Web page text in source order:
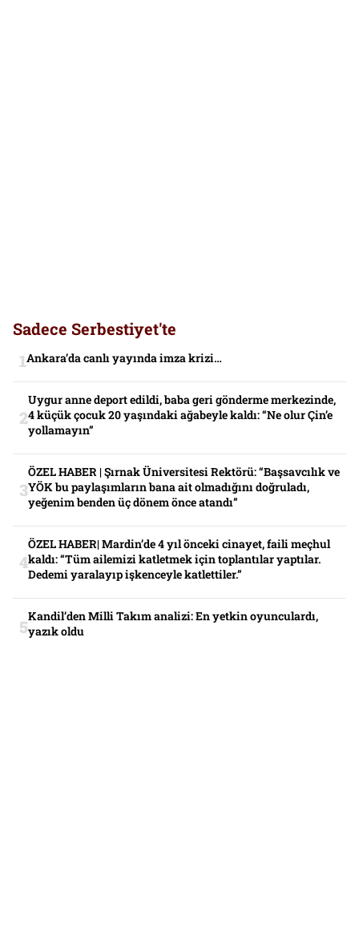
Sadece Serbestiyet'te
Ankara’da canlı yayında imza krizi…
Uygur anne deport edildi, baba geri gönderme merkezinde,
4 küçük çocuk 20 yaşındaki ağabeyle kaldı: “Ne olur Çin’e
yollamayın”
ÖZEL HABER | Şırnak Üniversitesi Rektörü: “Başsavcılık ve
YÖK bu paylaşımların bana ait olmadığını doğruladı,
yeğenim benden üç dönem önce atandı”
ÖZEL HABER| Mardin’de 4 yıl önceki cinayet, faili meçhul
kaldı: “Tüm ailemizi katletmek için toplantılar yaptılar.
Dedemi yaralayıp işkenceyle katlettiler.”
Kandil’den Milli Takım analizi: En yetkin oyunculardı,
yazık oldu